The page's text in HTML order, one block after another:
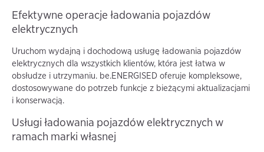
Efektywne operacje ładowania pojazdów
elektrycznych
Uruchom wydajną i dochodową usługę ładowania pojazdów
elektrycznych dla wszystkich klientów, która jest łatwa w
obsłudze i utrzymaniu. be.ENERGISED oferuje kompleksowe,
dostosowywane do potrzeb funkcje z bieżącymi aktualizacjami
i konserwacją.
Usługi ładowania pojazdów elektrycznych w
ramach marki własnej